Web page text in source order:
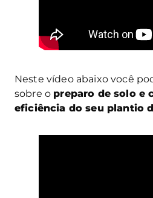
Neste vídeo abaixo você
sobre o preparo de solo e
eficiência do seu plantio